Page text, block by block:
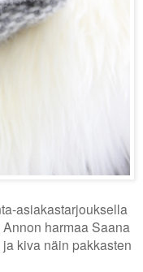
asiakastarjouksella
harmaa Saana
kiva näin pakkasten